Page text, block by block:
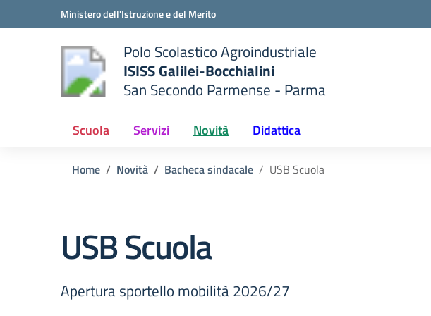
Vai ai contenuti
Vai al menu di navigazioneMinistero dell'Istruzione e del Merito
scuola
Polo Scolastico Agroindustriale
ISISS Galilei-Bocchialini
San Secondo Parmense - Parma
Scuola Servizi Novità Didattica
Home Novità Bacheca sindacale USB Scuola
USB Scuola
Apertura sportello mobilità 2026/27